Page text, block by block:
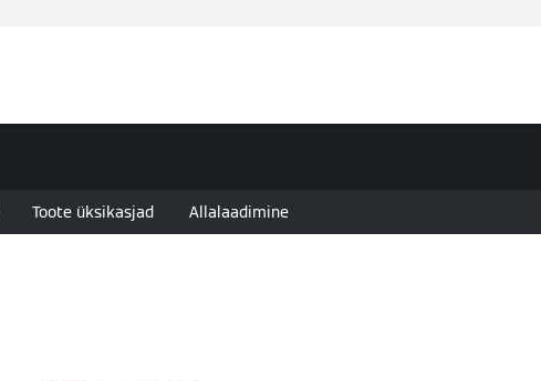
Toote üksikasjad Allalaadimine